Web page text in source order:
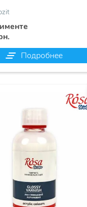
Подробнее